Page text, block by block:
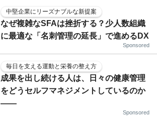
中堅企業にリーズナブルな新提案
なぜ複雑なSFAは挫折する？少人数組織
に最適な「名刺管理の延長」で進めるDX
Sponsored
毎日を支える運動と栄養の整え方
成果を出し続ける人は、日々の健康管理
をどうセルフマネジメントしているのか
——
Sponsored